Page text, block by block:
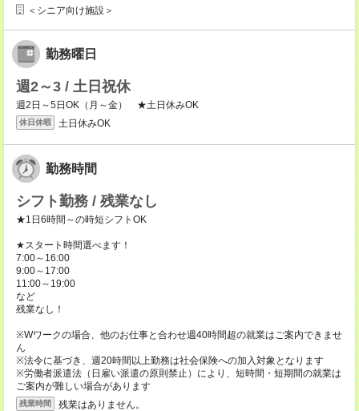
＜シニア向け施設＞
勤務曜日
週2～3 / 土日祝休
週2日～5日OK（月～金） ★土日休みOK
休日休暇 土日休みOK
勤務時間
シフト勤務 / 残業なし
★1日6時間～の時短シフトOK
★スタート時間選べます！
7:00～16:00
9:00～17:00
11:00～19:00
など
残業なし！
※Wワークの場合、他のお仕事と合わせ週40時間超の就業はご案内できませ
ん
※法令に基づき、週20時間以上勤務は社会保険への加入対象となります
※労働者派遣法（日雇い派遣の原則禁止）により、短時間・短期間の就業は
ご案内が難しい場合があります
残業時間 残業はありません。